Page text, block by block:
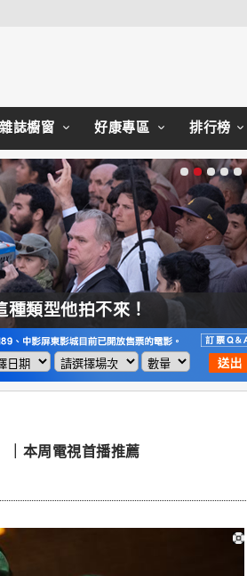
雜誌櫥窗 好康專區 排行榜
類型他拍不來！
｜本周電視首播推薦